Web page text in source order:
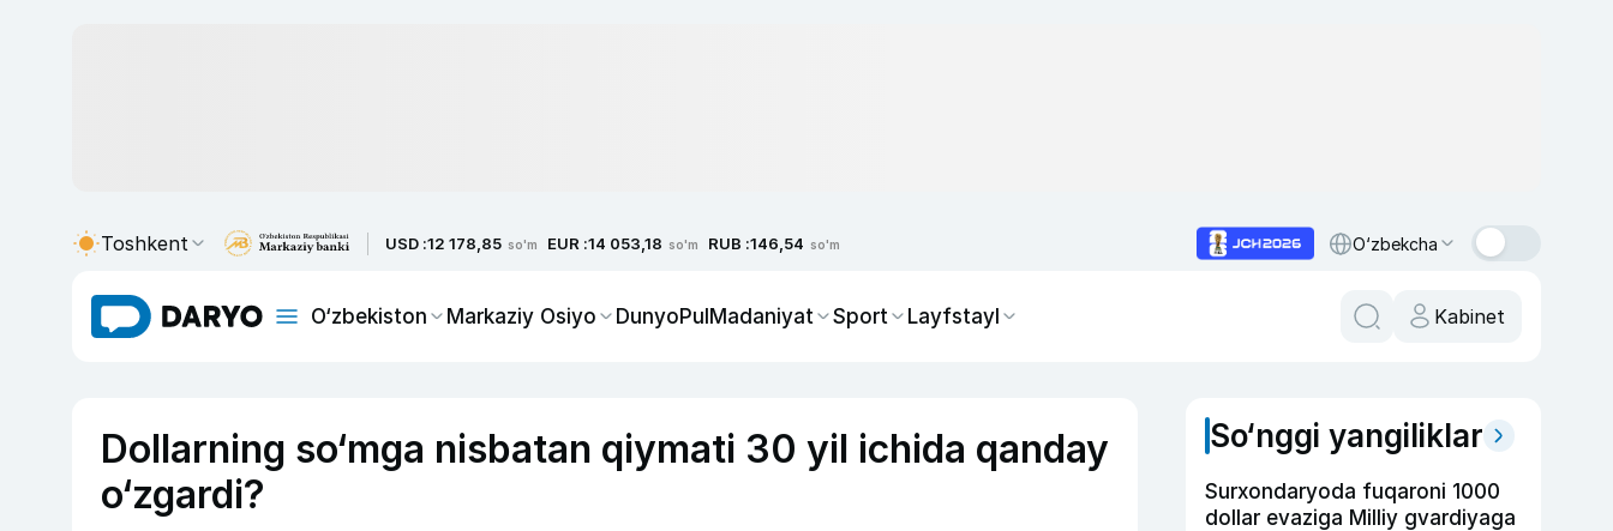
Toshkent USD :12 178,85 so'm EUR :14 053,18 so'm RUB :146,54 so'm O‘zbekcha
O‘zbekiston Markaziy Osiyo DunyoPulMadaniyat Sport Layfstayl Kabinet
Dollarning so‘mga nisbatan qiymati 30 yil ichida qanday
o‘zgardi?
So‘nggi yangiliklar
Surxondaryoda fuqaroni 1000
dollar evaziga Milliy gvardiyaga